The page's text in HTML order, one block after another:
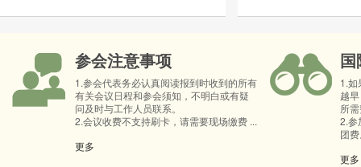
参会注意事项
1.参会代表务必认真阅读报到时收到的所有
有关会议日程和参会须知，不明白或有疑
问及时与工作人员联系。
2.会议收费不支持刷卡，请需要现场缴费 ...
更多
1.如
越
所
2.参
团
更多